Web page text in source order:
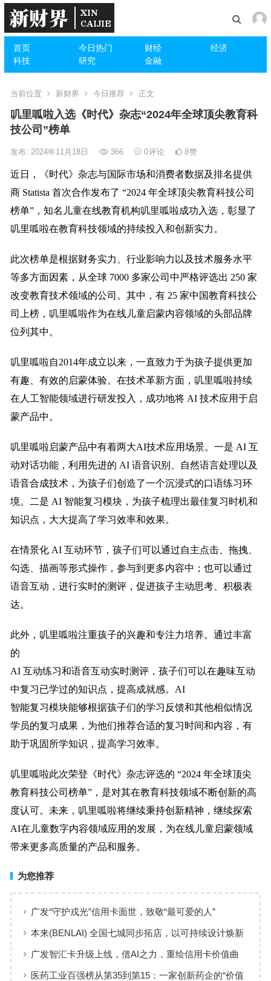
首页 今日热门 财经
经济
科技
研究 金融
当前位置 新财界 今日推荐 正文
叽里呱啦入选《时代》杂志“2024年全球顶尖教育科
技公司”榜单
发布: 2024年11月18日 366 0评论 8赞
近日，《时代》杂志与国际市场和消费者数据及排名提供
商 Statista 首次合作发布了 “2024 年全球顶尖教育科技公司
榜单”，知名儿童在线教育机构叽里呱啦成功入选，彰显了
叽里呱啦在教育科技领域的持续投入和创新实力。
此次榜单是根据财务实力、行业影响力以及技术服务水平
等多方面因素，从全球 7000 多家公司中严格评选出 250 家
改变教育技术领域的公司。其中，有 25 家中国教育科技公
司上榜，叽里呱啦作为在线儿童启蒙内容领域的头部品牌
位列其中。
叽里呱啦自2014年成立以来，一直致力于为孩子提供更加
有趣、有效的启蒙体验。在技术革新方面，叽里呱啦持续
在人工智能领域进行研发投入，成功地将 AI 技术应用于启
蒙产品中。
叽里呱啦启蒙产品中有着两大AI技术应用场景。一是 AI 互
动对话功能，利用先进的 AI 语音识别、自然语言处理以及
语音合成技术，为孩子们创造了一个沉浸式的口语练习环
境。二是 AI 智能复习模块，为孩子梳理出最佳复习时机和
知识点，大大提高了学习效率和效果。
在情景化 AI 互动环节，孩子们可以通过自主点击、拖拽、
勾选、描画等形式操作，参与到更多内容中；也可以通过
语音互动，进行实时的测评，促进孩子主动思考、积极表
达。
此外，叽里呱啦注重孩子的兴趣和专注力培养。通过丰富
的
AI 互动练习和语音互动实时测评，孩子们可以在趣味互动
中复习已学过的知识点，提高成就感。AI
智能复习模块能够根据孩子们的学习反馈和其他相似情况
学员的复习成果，为他们推荐合适的复习时间和内容，有
助于巩固所学知识，提高学习效率。
叽里呱啦此次荣登《时代》杂志评选的 “2024 年全球顶尖
教育科技公司榜单”，是对其在教育科技领域不断创新的高
度认可。未来，叽里呱啦将继续秉持创新精神，继续探索
AI在儿童数字内容领域应用的发展，为在线儿童启蒙领域
带来更多高质量的产品和服务。
为您推荐
广发“守护戎光”信用卡面世，致敬“最可爱的人”
本来(BENLAI) 全国七城同步拓店，以可持续设计焕新
品牌体验
广发智汇卡升级上线，借AI之力，重绘信用卡价值曲
线
医药工业百强榜从第35到第15：一家创新药企的“价值